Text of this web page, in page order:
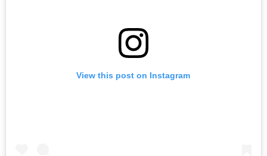
View this post on Instagram